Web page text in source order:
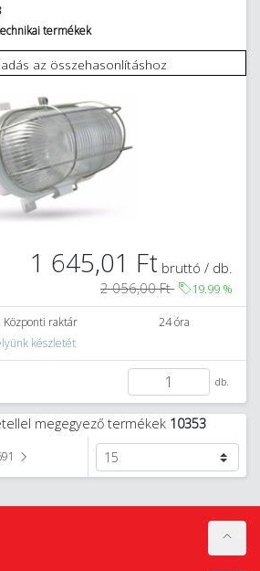
termékek
az összehasonlításhoz
1 645,01 Ft bruttó / db.
2 056,00 Ft
19.99 %
Központi raktár
24 óra
készletét
db.
megegyező termékek 10353